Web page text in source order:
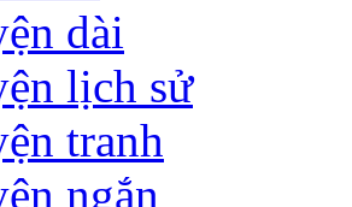
dài
lịch sử
tranh
ngắn